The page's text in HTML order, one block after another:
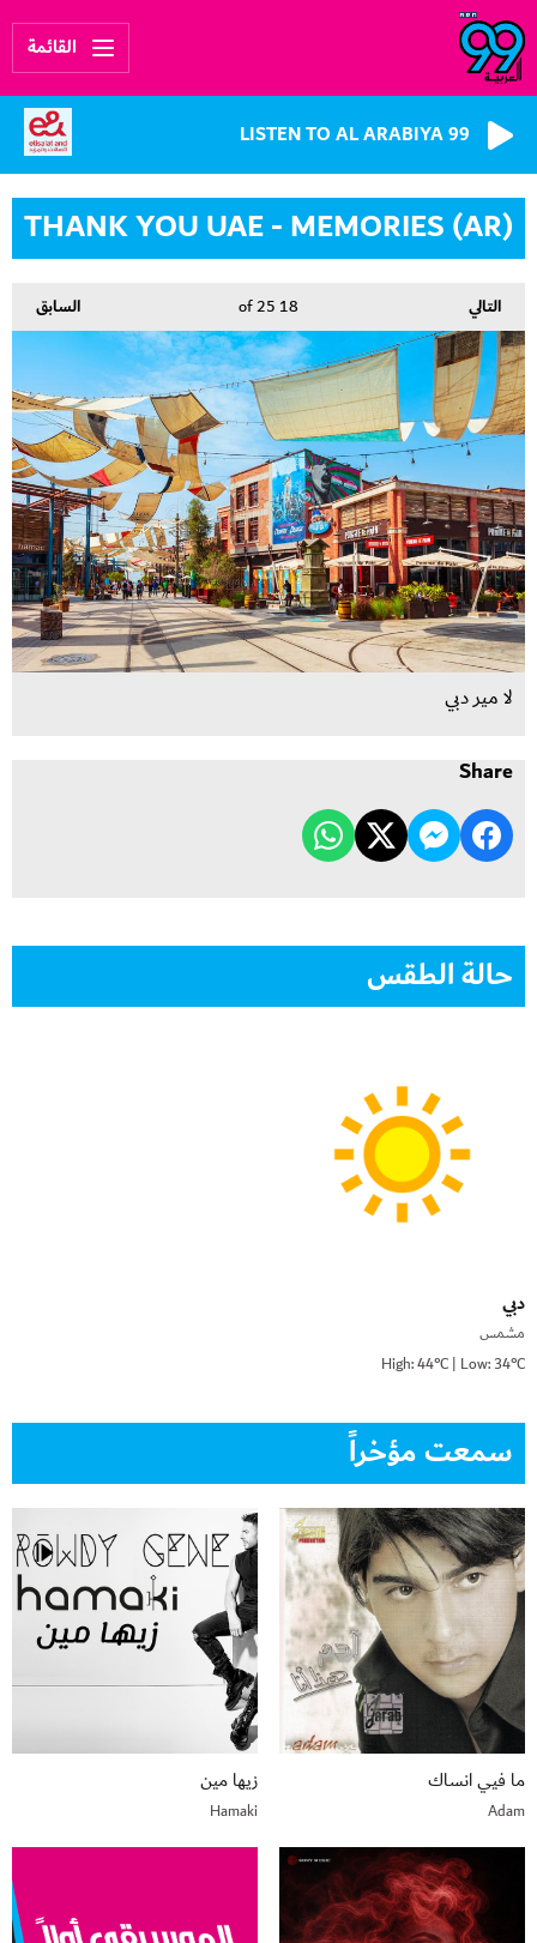
القائمة
LISTEN TO AL ARABIYA 99
THANK YOU UAE - MEMORIES (AR)
السابق التالي 18
لا مير دبي
Share
حالة الطقس
دبي
مشمس
High: 44°C | Low: 34°C
سمعت مؤخراً
ما فيي انساك
Adam
زيها مين
Hamaki